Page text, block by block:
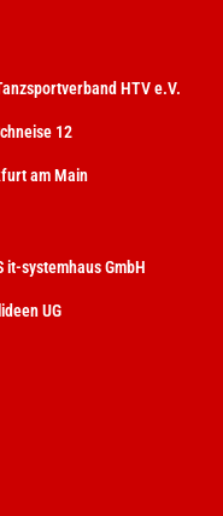
HTV e.V.
12
am Main
it-systemhaus GmbH
UG